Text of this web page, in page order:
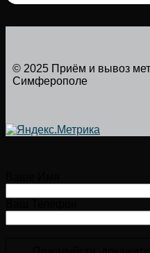
© 2025 Приём и вывоз
Симферополе